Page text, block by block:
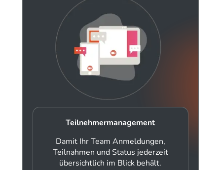
Teilnehmermanagement
Damit Ihr Team Anmeldungen,
Teilnahmen und Status jederzeit
übersichtlich im Blick behält.